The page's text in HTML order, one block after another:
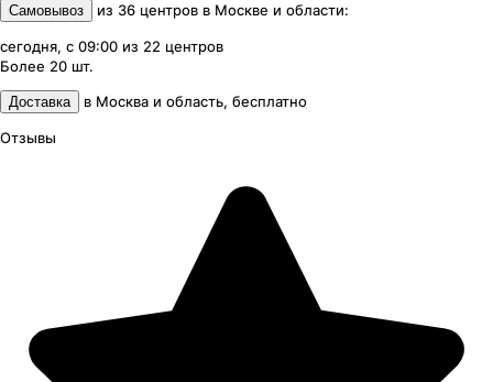
Самовывоз из 36 центров в Москве и области:
сегодня, с 09:00 из 22 центров
Более 20 шт.
Доставка в Москва и область, бесплатно
Отзывы